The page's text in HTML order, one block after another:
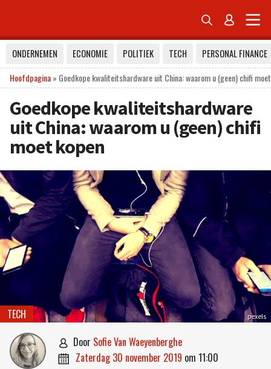
 
ONDERNEMEN ECONOMIE POLITIEK TECH
PERSONAL FINANCE
Hoofdpagina» Goedkope kwaliteitshardware uit China: waarom u (geen) chifi
Goedkope kwaliteitshardware
uit China: waarom u (geen) chifi
moet kopen
pexels
TECH
 door Sofie Van Waeyenberghe
 zaterdag 30 november 2019 om 11:00